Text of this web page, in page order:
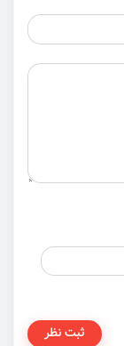
ثبت نظر